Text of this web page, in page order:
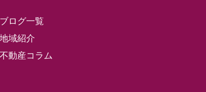
ブログ一覧
地域紹介
不動産コラム